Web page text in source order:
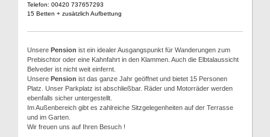
Telefon: 00420 737657293
15 Betten + zusätzlich Aufbettung
Unsere Pension ist ein idealer Ausgangspunkt für Wanderungen zum
Prebischtor oder eine Kahnfahrt in den Klammen. Auch die Elbtalaussicht
Belveder ist nicht weit einfernt.
Unsere Pension ist das ganze Jahr geöffnet und bietet 15 Personen
Platz. Unser Parkplatz ist abschließbar. Räder und Motorräder werden
ebenfalls sicher untergestellt.
Im Außenbereich gibt es zahlreiche Sitzgelegenheiten auf der Terrasse
und im Garten.
Wir freuen uns auf Ihren Besuch !